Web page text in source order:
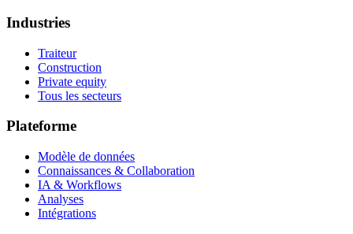
Industries
Traiteur
Construction
Private equity
Tous les secteurs
Plateforme
Modèle de données
Connaissances & Collaboration
IA & Workflows
Analyses
Intégrations